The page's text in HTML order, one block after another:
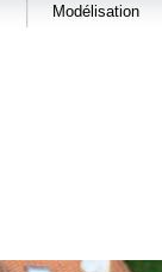
Modélisation